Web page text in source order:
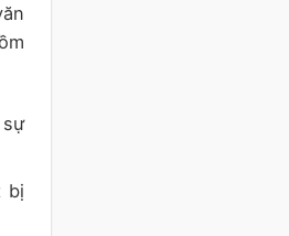
bị